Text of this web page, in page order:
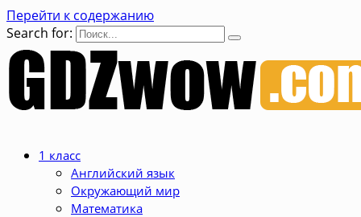
Перейти к содержанию
Search for:
1 класс
Английский язык
Окружающий мир
Математика